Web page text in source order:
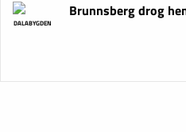
DALABYGDEN
Brunnsberg drog